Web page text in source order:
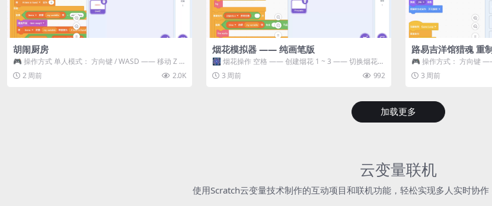
胡闹厨房
🎮 操作方式 单人模式： 方向键 / WASD —— 移动 Z /
K —— 抓...
2 周前 2.0K
烟花模拟器 —— 纯画笔版
🎆 烟花操作 空格 —— 创建烟花 1 ~ 3 —— 切换烟花类
型 普通烟花 嘶...
3 周前 992
路易吉洋馆猎魂 重
🎮 操作方式： 方向键
宝箱 将你...
3 周前
加载更多
云变量联机
使用Scratch云变量技术制作的互动项目和联机功能，轻松实现多人实时协作